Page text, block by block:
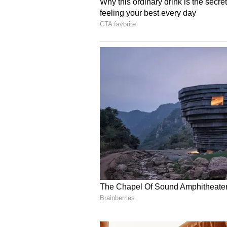
Image Credit : Pixabay
3 ಬೆಡ್ ರೂಮ್ ಯೂನಿಟ್‌ ಬೆಲೆ
ಇನ್ನೂ ಹೆಚ್ಚಿನ ಐಷಾರಾಮಿ ರೂಮ್
ಬೆಲೆ 80 ಲಕ್ಷ AEDಯಿಂದ 2 ಕೋಟಿ
ಅರ್ಮಾನಿ ನಿವಾಸಗಳು 35 ಲಕ್ಷ
ಕೋಟಿ ರೂಪಾಯಿಗಳಿಗಿಂತ ಹೆಚ್ಚು)